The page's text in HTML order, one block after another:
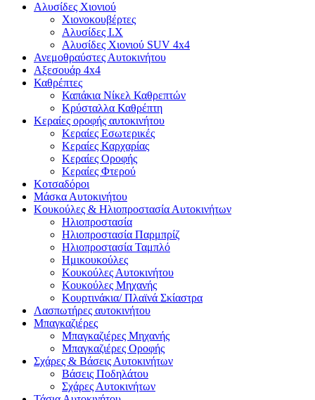
Αλυσίδες Χιονιού
Χιονοκουβέρτες
Αλυσίδες I.X
Αλυσίδες Χιονιού SUV 4x4
Ανεμοθραύστες Αυτοκινήτου
Αξεσουάρ 4x4
Καθρέπτες
Καπάκια Νίκελ Καθρεπτών
Κρύσταλλα Καθρέπτη
Κεραίες οροφής αυτοκινήτου
Κεραίες Εσωτερικές
Κεραίες Καρχαρίας
Κεραίες Οροφής
Κεραίες Φτερού
Κοτσαδόροι
Μάσκα Αυτοκινήτου
Κουκούλες & Ηλιοπροστασία Αυτοκινήτων
Ηλιοπροστασία
Ηλιοπροστασία Παρμπρίζ
Ηλιοπροστασία Ταμπλό
Ημικουκούλες
Κουκούλες Αυτοκινήτου
Κουκούλες Μηχανής
Κουρτινάκια/ Πλαϊνά Σκίαστρα
Λασπωτήρες αυτοκινήτου
Μπαγκαζιέρες
Μπαγκαζιέρες Μηχανής
Μπαγκαζιέρες Οροφής
Σχάρες & Βάσεις Αυτοκινήτων
Βάσεις Ποδηλάτου
Σχάρες Αυτοκινήτων